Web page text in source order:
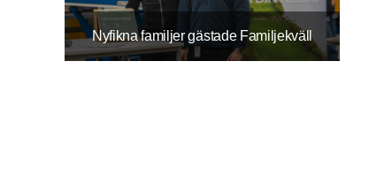
Nyfikna familjer gästade Familjekväll